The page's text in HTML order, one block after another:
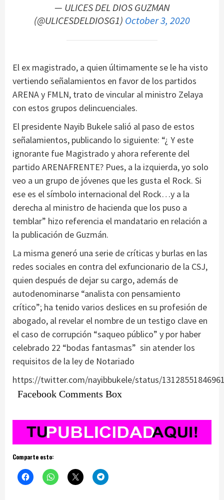
— ULICES DEL DIOS GUZMAN
(@ULICESDELDIOSG1) October 3, 2020
El ex magistrado, a quien últimamente se le ha visto
vertiendo señalamientos en favor de los partidos
ARENA y FMLN, trato de vincular al ministro Zelaya
con estos grupos delincuenciales.
El presidente Nayib Bukele salió al paso de estos
señalamientos, publicando lo siguiente: “¿ Y este
ignorante fue Magistrado y ahora referente del
partido ARENAFRENTE? Pues, a la izquierda, yo solo
veo a un grupo de jóvenes que les gusta el Rock. Si
ese es el símbolo internacional del Rock…y a la
derecha al ministro de hacienda que los puso a
temblar” hizo referencia el mandatario en relación a
la publicación de Guzmán.
La misma generó una serie de críticas y burlas en las
redes sociales en contra del exfuncionario de la CSJ,
quien después de dejar su cargo, además de
autodenominarse “analista con pensamiento
crítico”; ha tenido varios deslices en su profesión de
abogado, al revelar el nombre de un testigo clave en
el caso de corrupción “saqueo público” y por haber
celebrado 22 “bodas fantasmas” sin atender los
requisitos de la ley de Notariado
https://twitter.com/nayibbukele/status/
Facebook Comments Box
Comparte esto: